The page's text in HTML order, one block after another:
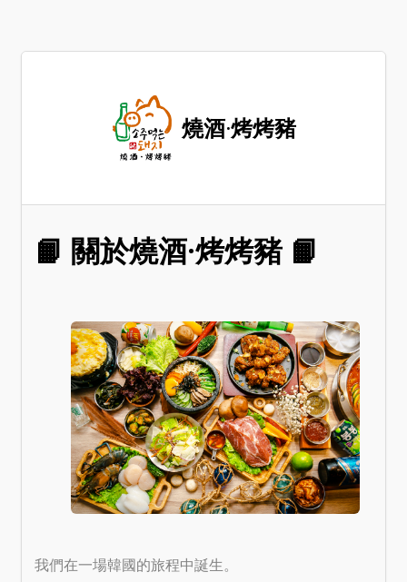
燒酒·烤烤豬
📙 關於燒酒·烤烤豬 📙
我們在一場韓國的旅程中誕生。